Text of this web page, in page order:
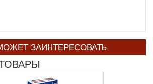
ЗАИНТЕРЕСОВАТЬ